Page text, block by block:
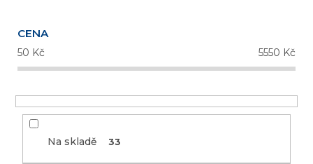
RADY
A
TIPY
CENA
50 Kč 5550 Kč
Na skladě 33